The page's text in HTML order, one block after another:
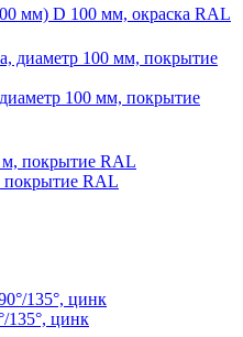
мм) D 100 мм, окраска RAL
100 мм, покрытие
покрытие RAL
135°, цинк